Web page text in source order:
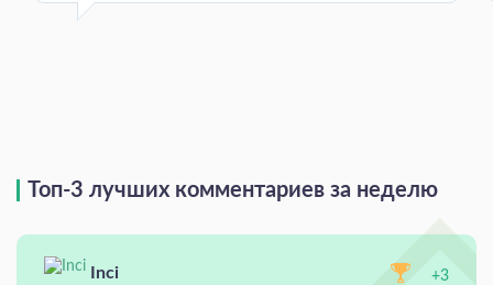
Топ-3 лучших комментариев за неделю
Inci +3